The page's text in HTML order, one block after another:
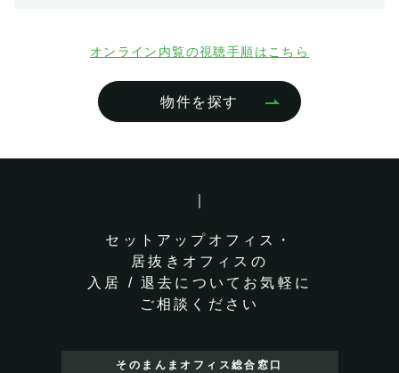
オンライン内覧の視聴手順はこちら
物件を探す
セットアップオフィス・
居抜きオフィスの
入居 / 退去についてお気軽に
ご相談ください
そのまんまオフィス 総合窓口